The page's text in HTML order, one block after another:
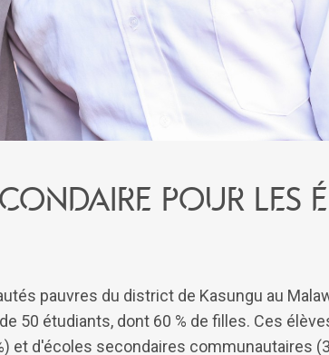
pour les
pauvres du district de Kasungu au
50 étudiants, dont 60 % de filles. Ces
et d'écoles secondaires communautaires